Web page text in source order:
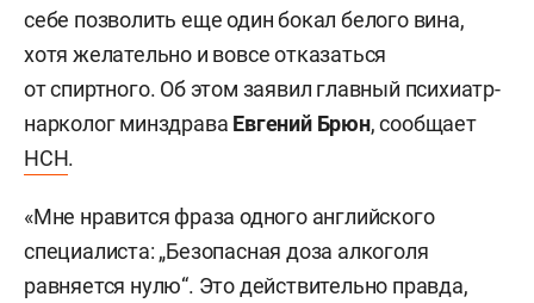
себе позволить еще один бокал белого вина,
хотя желательно и вовсе отказаться
от спиртного. Об этом заявил главный психиатр-
нарколог минздрава Евгений Брюн, сообщает
НСН.
«Мне нравится фраза одного английского
специалиста: „Безопасная доза алкоголя
равняется нулю“. Это действительно правда,